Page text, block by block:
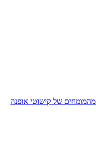
של קישוטי אופנה